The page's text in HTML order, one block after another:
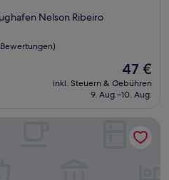
Nelson Ribeiro
Der
Preis
beträgt
47 €
inkl. Steuern & Gebühren
9. Aug.–10. Aug.